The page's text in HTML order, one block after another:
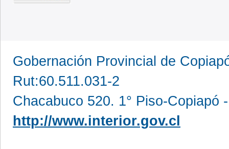
Gobernación Provincial de
Rut:60.511.031-2
Chacabuco 520. 1° Piso-Copiapó
http://www.interior.gov.cl